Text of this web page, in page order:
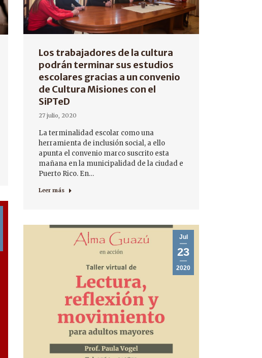
Los trabajadores de la cultura
podrán terminar sus estudios
escolares gracias a un convenio
de Cultura Misiones con el
SiPTeD
27 julio, 2020
La terminalidad escolar como una
herramienta de inclusión social, a ello
apunta el convenio marco suscrito esta
mañana en la municipalidad de la ciudad e
Puerto Rico. En…
Leer más
Jul
23
2020